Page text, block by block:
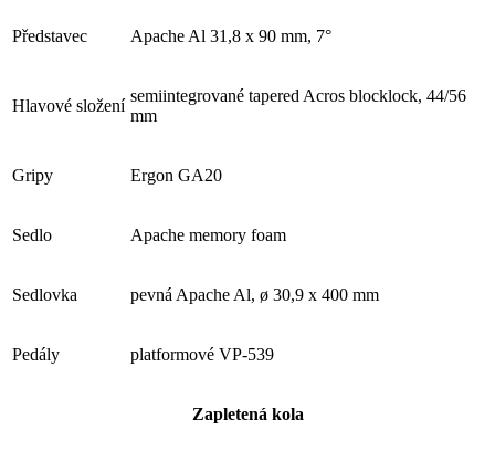
Představec Apache Al 31,8 x 90 mm, 7°
Hlavové složení
semiintegrované tapered Acros blocklock, 44/56
mm
Gripy Ergon GA20
Sedlo Apache memory foam
Sedlovka pevná Apache Al, ø 30,9 x 400 mm
Pedály platformové VP-539
Zapletená kola